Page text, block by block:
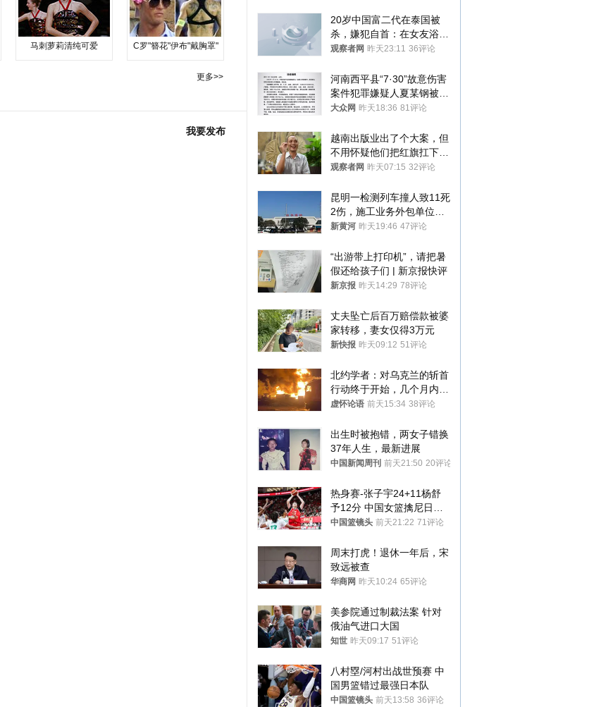
马刺萝莉清纯可爱 C罗"簪花"伊布"戴胸罩"
更多>>
我要发布
20岁中国富二代在泰国被
杀，嫌犯自首：在女友浴室
看到他
观察者网 昨天23:11 36评论
河南西平县“7·30”故意伤害
案件犯罪嫌疑人夏某钢被抓
获
大众网 昨天18:36 81评论
越南出版业出了个大案，但
不用怀疑他们把红旗扛下去
的决心
观察者网 昨天07:15 32评论
昆明一检测列车撞人致11死
2伤，施工业务外包单位被
罚1.5万元，国铁昆明局被
新黄河 昨天19:46 47评论
“出游带上打印机”，请把暑
假还给孩子们 | 新京报快评
新京报 昨天14:29 78评论
丈夫坠亡后百万赔偿款被婆
家转移，妻女仅得3万元
新快报 昨天09:12 51评论
北约学者：对乌克兰的斩首
行动终于开始，几个月内乌
将投降
虚怀论语 前天15:34 38评论
出生时被抱错，两女子错换
37年人生，最新进展
中国新闻周刊 前天21:50 20评论
热身赛-张子宇24+11杨舒
予12分 中国女篮擒尼日利
亚
中国篮镜头 前天21:22 71评论
周末打虎！退休一年后，宋
致远被查
华商网 昨天10:24 65评论
美参院通过制裁法案 针对
俄油气进口大国
知世 昨天09:17 51评论
八村塁/河村出战世预赛 中
国男篮错过最强日本队
中国篮镜头 前天13:58 36评论